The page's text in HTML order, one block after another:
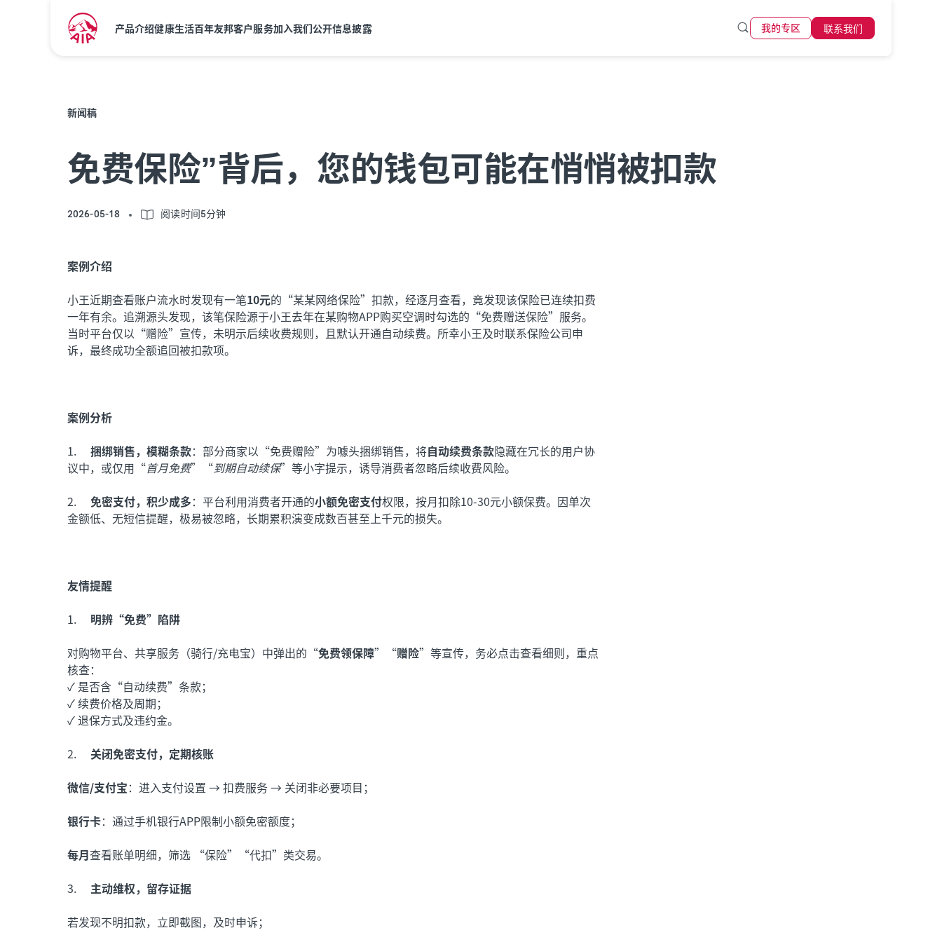
产品介绍健康生活百年友邦客户服务加入我们公开信息披露 我的专区 联系我们
新闻稿
免费保险”背后，您的钱包可能在悄悄被扣款
2026-05-18 阅读时间5分钟
案例介绍
小王近期查看账户流水时发现有一笔10元的“某某网络保险”扣款，经逐月查看，竟发现该保险已连续扣费
一年有余。追溯源头发现，该笔保险源于小王去年在某购物APP购买空调时勾选的“免费赠送保险”服务。
当时平台仅以“赠险”宣传，未明示后续收费规则，且默认开通自动续费。所幸小王及时联系保险公司申
诉，最终成功全额追回被扣款项。
案例分析
1. 捆绑销售，模糊条款：部分商家以“免费赠险”为噱头捆绑销售，将自动续费条款隐藏在冗长的用户协
议中，或仅用“首月免费”“到期自动续保”等小字提示，诱导消费者忽略后续收费风险。
2. 免密支付，积少成多：平台利用消费者开通的小额免密支付权限，按月扣除10-30元小额保费。因单次
金额低、无短信提醒，极易被忽略，长期累积演变成数百甚至上千元的损失。
友情提醒
1. 明辨“免费”陷阱
对购物平台、共享服务（骑行/充电宝）中弹出的“免费领保障”“赠险”等宣传，务必点击查看细则，重点
核查：
✓ 是否含“自动续费”条款；
✓ 续费价格及周期；
✓ 退保方式及违约金。
2. 关闭免密支付，定期核账
微信/支付宝：进入支付设置 → 扣费服务 → 关闭非必要项目；
银行卡：通过手机银行APP限制小额免密额度；
每月查看账单明细，筛选 “保险”“代扣”类交易。
3. 主动维权，留存证据
若发现不明扣款，立即截图，及时申诉；